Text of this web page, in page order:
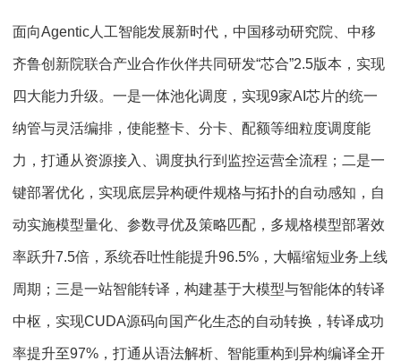
面向Agentic人工智能发展新时代，中国移动研究院、中移
齐鲁创新院联合产业合作伙伴共同研发“芯合”2.5版本，实现
四大能力升级。一是一体池化调度，实现9家AI芯片的统一
纳管与灵活编排，使能整卡、分卡、配额等细粒度调度能
力，打通从资源接入、调度执行到监控运营全流程；二是一
键部署优化，实现底层异构硬件规格与拓扑的自动感知，自
动实施模型量化、参数寻优及策略匹配，多规格模型部署效
率跃升7.5倍，系统吞吐性能提升96.5%，大幅缩短业务上线
周期；三是一站智能转译，构建基于大模型与智能体的转译
中枢，实现CUDA源码向国产化生态的自动转换，转译成功
率提升至97%，打通从语法解析、智能重构到异构编译全开